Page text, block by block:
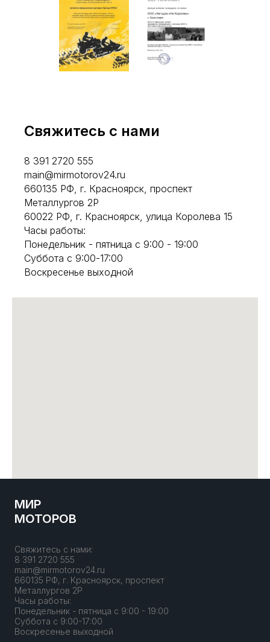
Свяжитесь с нами
8 391 2720 555
main@mirmotorov24.ru
660135 РФ, г. Красноярск, проспект
Металлургов 2Р
60022 РФ, г. Красноярск, улица Королева 15
Часы работы:
Понедельник - пятница с 9:00 - 19:00
Суббота с 9:00-17:00
Воскресенье выходной
МИР
МОТОРОВ
Свяжитесь с нами:
8 391 2720 555
main@mirmotorov24.ru
660135 РФ, г. Красноярск, проспект
Металлургов 2Р
Часы работы:
Понедельник - пятница с 9:00 - 19:00
Суббота с 9:00-17:00
Воскресенье выходной